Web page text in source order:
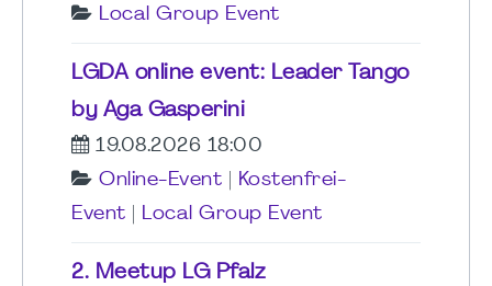
Local Group Event
LGDA online event: Leader Tango
by Aga Gasperini
19.08.2026 18:00
Online-Event
Kostenfrei-
Event
Local Group Event
2. Meetup LG Pfalz